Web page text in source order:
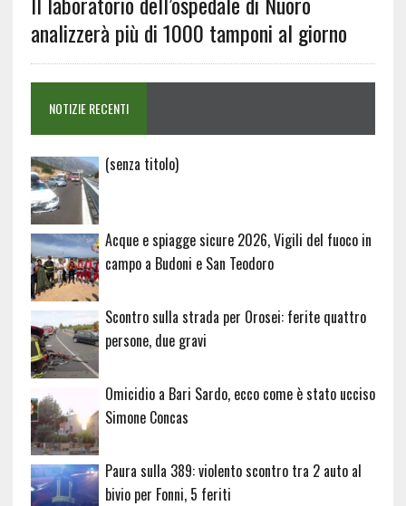
analizzerà più di 1000 tamponi al giorno
NOTIZIE RECENTI
(senza titolo)Articolo
Acque e spiagge sicure 2026, Vigili del fuoco in
campo a Budoni e San Teodoro
Scontro sulla strada per Orosei: ferite quattro
persone, due gravi
Omicidio a Bari Sardo, ecco come è stato ucciso
Simone Concas
Paura sulla 389: violento scontro tra 2 auto al
bivio per Fonni, 5 feriti